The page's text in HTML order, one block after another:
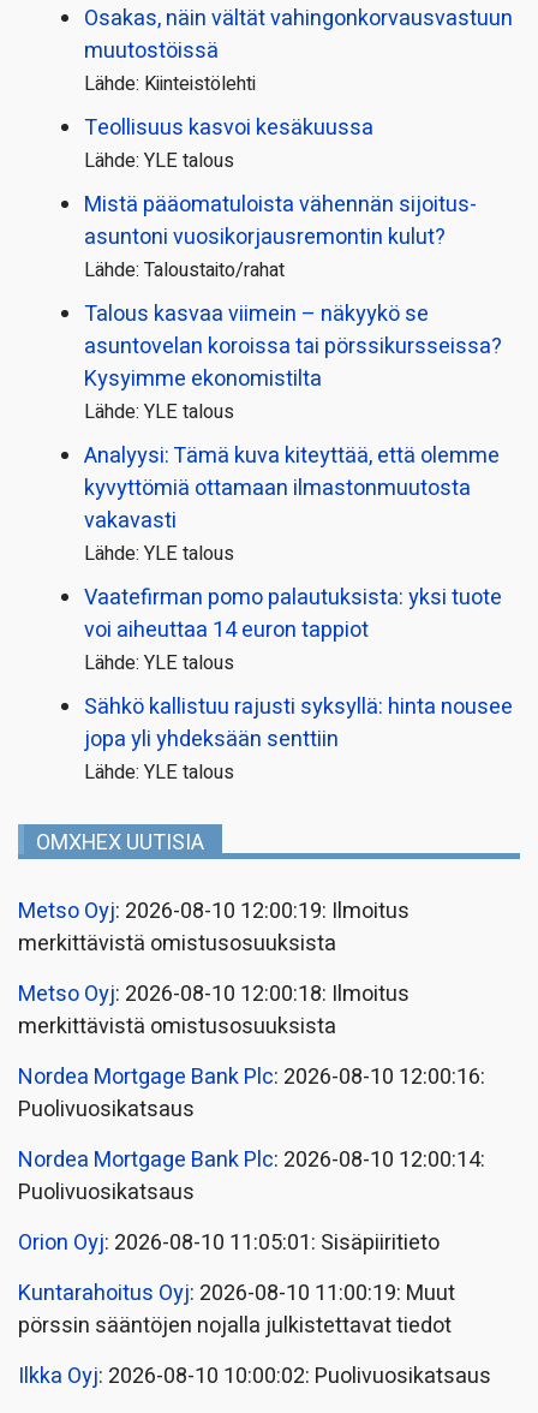
Osakas, näin vältät vahingonkorvausvastuun
muutostöissä
Lähde: Kiinteistölehti
Teollisuus kasvoi kesäkuussa
Lähde: YLE talous
Mistä pääoma­tuloista vähennän sijoitus­
asuntoni vuosikorjaus­remontin kulut?
Lähde: Taloustaito/rahat
Talous kasvaa viimein – näkyykö se
asuntovelan koroissa tai pörssi­kursseissa?
Kysyimme ekonomistilta
Lähde: YLE talous
Analyysi: Tämä kuva kiteyttää, että olemme
kyvyttömiä ottamaan ilmaston­muutosta
vakavasti
Lähde: YLE talous
Vaatefirman pomo palautuksista: yksi tuote
voi aiheuttaa 14 euron tappiot
Lähde: YLE talous
Sähkö kallistuu rajusti syksyllä: hinta nousee
jopa yli yhdeksään senttiin
Lähde: YLE talous
OMXHEX UUTISIA
Metso Oyj: 2026-08-10 12:00:19: Ilmoitus
merkittävistä omistusosuuksista
Metso Oyj: 2026-08-10 12:00:18: Ilmoitus
merkittävistä omistusosuuksista
Nordea Mortgage Bank Plc: 2026-08-10 12:00:16:
Puolivuosikatsaus
Nordea Mortgage Bank Plc: 2026-08-10 12:00:14:
Puolivuosikatsaus
Orion Oyj: 2026-08-10 11:05:01: Sisäpiiritieto
Kuntarahoitus Oyj: 2026-08-10 11:00:19: Muut
pörssin sääntöjen nojalla julkistettavat tiedot
Ilkka Oyj: 2026-08-10 10:00:02: Puolivuosikatsaus